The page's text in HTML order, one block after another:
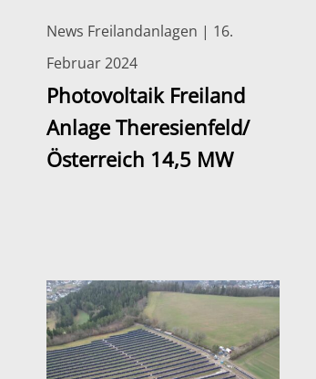
News Freilandanlagen | 16.
Februar 2024
Photovoltaik Freiland
Anlage Theresienfeld/
Österreich 14,5 MW